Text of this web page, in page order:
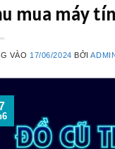
mua máy
VÀO 17/06/2024 BỞI